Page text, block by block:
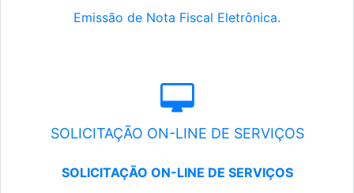
Emissão de Nota Fiscal Eletrônica.
SOLICITAÇÃO ON-LINE DE SERVIÇOS
SOLICITAÇÃO ON-LINE DE SERVIÇOS